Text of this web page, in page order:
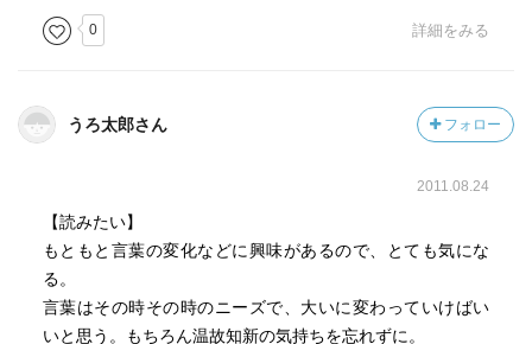
【目次】
前説
第三章 文法論を作り直せ
0 詳細をみる
うろ太郎さん フォロー
2011.08.24
【読みたい】
もともと言葉の変化などに興味があるので、とても気にな
る。
言葉はその時その時のニーズで、大いに変わっていけばい
いと思う。もちろん温故知新の気持ちを忘れずに。